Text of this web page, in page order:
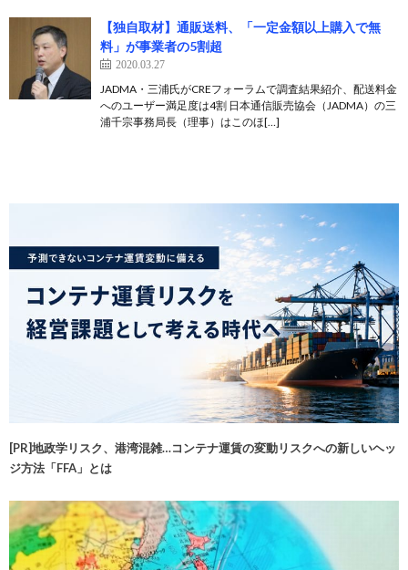
【独自取材】通販送料、「一定金額以上購入で無
料」が事業者の5割超
2020.03.27
JADMA・三浦氏がCREフォーラムで調査結果紹介、配送料金
へのユーザー満足度は4割 日本通信販売協会（JADMA）の三
浦千宗事務局長（理事）はこのほ[…]
[PR]地政学リスク、港湾混雑…コンテナ運賃の変動リスクへの新しいヘッ
ジ方法「FFA」とは